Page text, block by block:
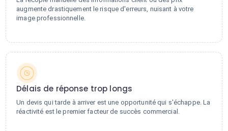
augmente drastiquement le risque d'erreurs, nuisant à votre
image professionnelle.
Délais de réponse trop longs
Un devis qui tarde à arriver est une opportunité qui s'échappe. La
réactivité est le premier facteur de succès commercial.